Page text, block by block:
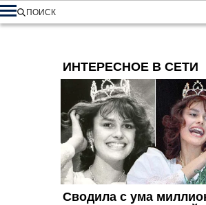
ПОИСК